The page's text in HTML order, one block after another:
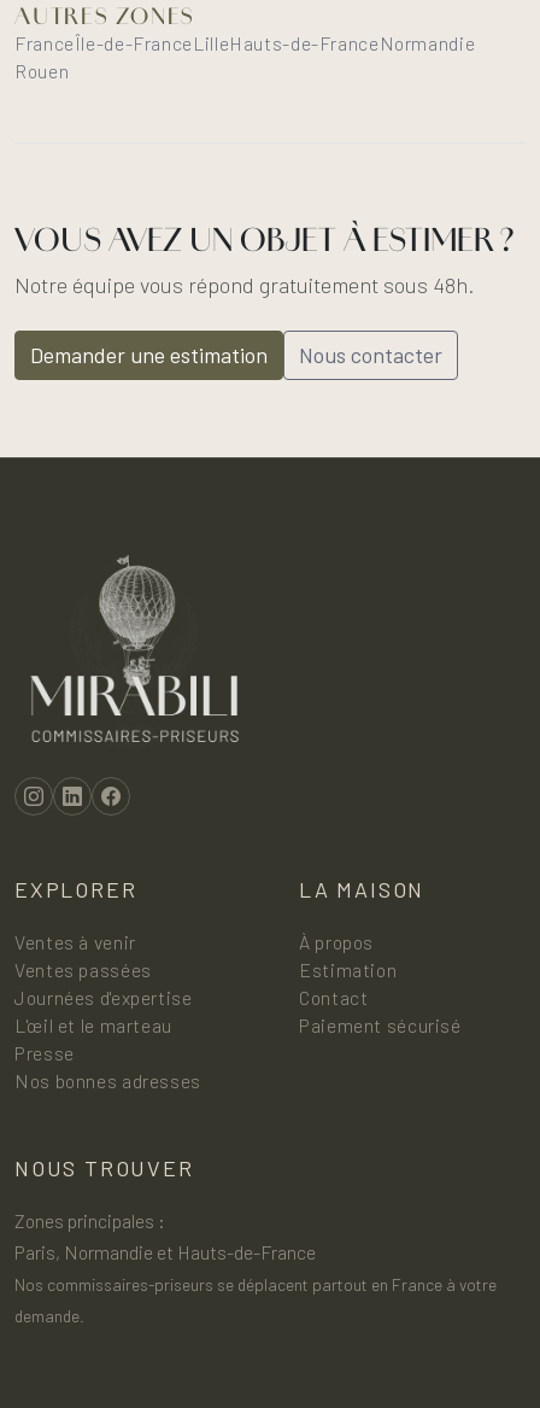
AUTRES ZONES
FranceÎle-de-France LilleHauts-de-France Normandie
Rouen
VOUS AVEZ UN OBJET À ESTIMER ?
Notre équipe vous répond gratuitement sous 48h.
Demander une estimation Nous contacter
EXPLORER
Ventes à venir
Ventes passées
Journées d'expertise
L'œil et le marteau
Presse
Nos bonnes adresses
LA MAISON
À propos
Estimation
Contact
Paiement sécurisé
NOUS TROUVER
Zones principales :
Paris, Normandie et Hauts-de-France
Nos commissaires-priseurs se déplacent partout en France à votre
demande.